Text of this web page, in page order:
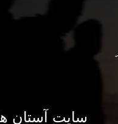
سایت آستان